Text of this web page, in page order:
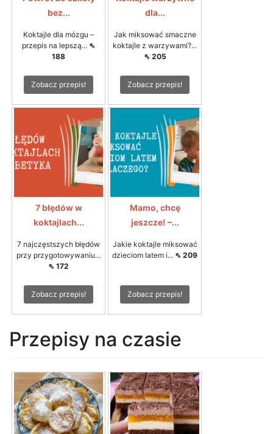
bez...
Koktajle dla mózgu –
przepis na lepszą... ⇖
188
Zobacz przepis!
dla...
Jak miksować smaczne
koktajle z warzywami?...
⇖ 205
Zobacz przepis!
7 błędów w
koktajlach...
7 najczęstszych błędów
przy przygotowywaniu...
⇖ 172
Zobacz przepis!
Mamo, chcę
jeszcze! –...
Jakie koktajle miksować
dzieciom latem i... ⇖ 209
Zobacz przepis!
Przepisy na czasie